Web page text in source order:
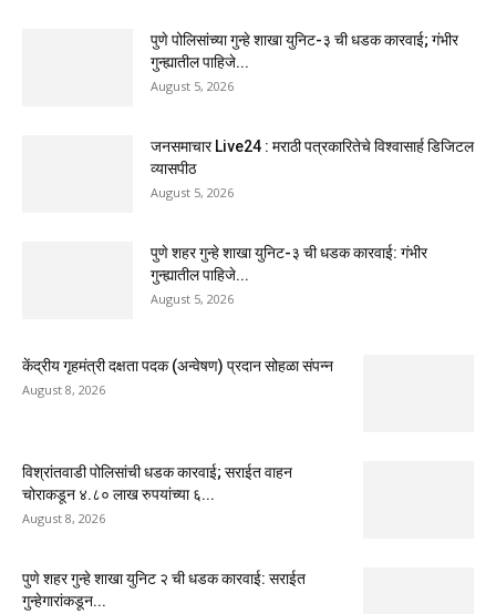
पुणे पोलिसांच्या गुन्हे शाखा युनिट-३ ची धडक कारवाई; गंभीर
गुन्ह्यातील पाहिजे...
August 5, 2026
जनसमाचार Live24 : मराठी पत्रकारितेचे विश्वासार्ह डिजिटल
व्यासपीठ
August 5, 2026
पुणे शहर गुन्हे शाखा युनिट-३ ची धडक कारवाई: गंभीर
गुन्ह्यातील पाहिजे...
August 5, 2026
केंद्रीय गृहमंत्री दक्षता पदक (अन्वेषण) प्रदान सोहळा संपन्न
August 8, 2026
विश्रांतवाडी पोलिसांची धडक कारवाई; सराईत वाहन
चोराकडून ४.८० लाख रुपयांच्या ६...
August 8, 2026
पुणे शहर गुन्हे शाखा युनिट २ ची धडक कारवाई: सराईत
गुन्हेगारांकडून...